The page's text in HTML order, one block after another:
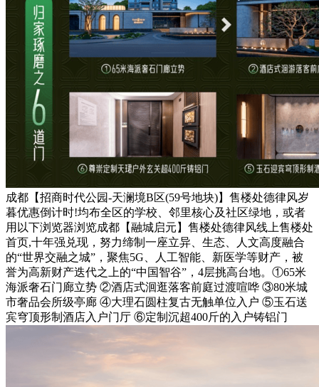
成都【招商时代公园-天澜境B区(59号地块)】售楼处德律风岁
暮优惠倒计时!均布全区的学校、邻里核心及社区绿地，或者
用以下浏览器浏览成都【融城启元】售楼处德律风线上售楼处
首页,十年强兑现，努力缔制一座立异、生态、人文高度融合
的“世界交融之城”，聚焦5G、人工智能、新医学等财产，被
誉为高新财产迭代之上的“中国智谷”，4层挑高台地。①65米
海派奢石门廊立势 ②酒店式洄逛落客前庭过渡喧哗 ③80米城
市奢品会所级亭廊 ④大理石圆柱复古无触单位入户 ⑤玉石送
宾穹顶形制酒店入户门厅 ⑥定制沉超400斤的入户铸铝门